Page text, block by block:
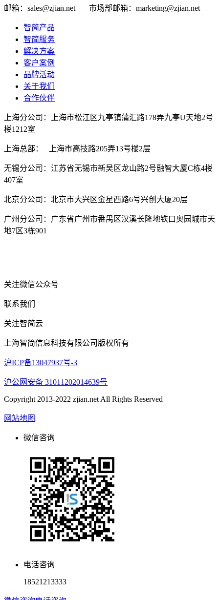
邮箱：sales@zjian.net 市场部邮箱：marketing@zjian.net
智简产品
智简服务
解决方案
客户案例
品牌活动
关于我们
合作伙伴
上海分公司：上海市松江区九亭镇蒲汇路178弄九亭U天地2号
楼1212室
上海总部： 上海市高技路205弄13号楼2层
无锡分公司：江苏省无锡市新吴区龙山路2号融智大厦C栋4楼
407室
北京分公司：北京市大兴区金星西路6号兴创大厦20层
广州分公司：广东省广州市番禺区汉溪长隆地铁口奥园城市天
地7区3栋901
关注微信公众号
联系我们
关注智简云
上海智简信息科技有限公司版权所有
沪ICP备13047937号-3
沪公网安备 31011202014639号
Copyright 2013-2022 zjian.net All Rights Reserved
网站地图
微信咨询
电话咨询
18521213333